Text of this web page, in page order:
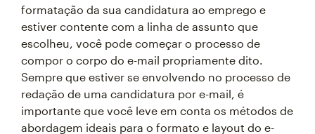
formatação da sua candidatura ao emprego e
estiver contente com a linha de assunto que
escolheu, você pode começar o processo de
compor o corpo do e-mail propriamente dito.
Sempre que estiver se envolvendo no processo de
redação de uma candidatura por e-mail, é
importante que você leve em conta os métodos de
abordagem ideais para o formato e layout do e-